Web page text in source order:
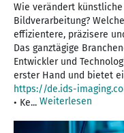
Wie verändert
Bildverarbeitung?
effizientere, präzisere
Das ganztägige
Entwickler und
erster Hand und bietet
https://de.ids-
• Ke... Weiterlesen